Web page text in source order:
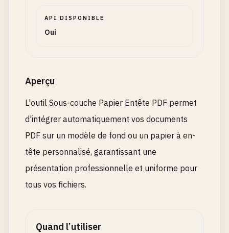
API DISPONIBLE
Oui
Aperçu
L'outil Sous-couche Papier Entête PDF permet
d'intégrer automatiquement vos documents
PDF sur un modèle de fond ou un papier à en-
tête personnalisé, garantissant une
présentation professionnelle et uniforme pour
tous vos fichiers.
Quand l’utiliser